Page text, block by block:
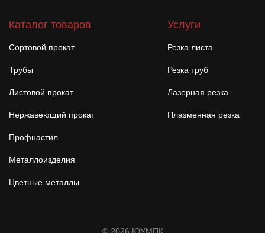
Каталог товаров
Сортовой прокат
Трубы
Листовой прокат
Нержавеющий прокат
Профнастил
Металлоизделия
Цветные металлы
Услуги
Резка листа
Резка труб
Лазерная резка
Плазменная резка